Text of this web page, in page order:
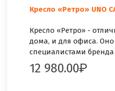
Кресло «Ретро» UNO
Кресло «Ретро» -
дома, и для офиса. Оно
специалистами бренда
12 980.00